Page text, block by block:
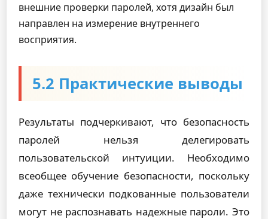
внешние проверки паролей, хотя дизайн был
направлен на измерение внутреннего
восприятия.
5.2 Практические выводы
Результаты подчеркивают, что безопасность
паролей нельзя делегировать
пользовательской интуиции. Необходимо
всеобщее обучение безопасности, поскольку
даже технически подкованные пользователи
могут не распознавать надежные пароли. Это